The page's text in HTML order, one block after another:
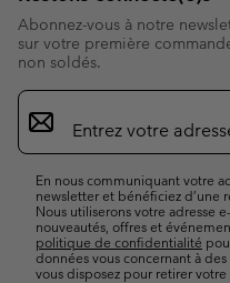
Abonnez-vous à notre
sur votre première
non soldés.
Inscription
par
e-
En nous communiquant votre
newsletter et bénéficiez d’une
Nous utiliserons votre adresse
nouveautés, offres et
politique de confidentialité
données vous concernant à
vous disposez pour retirer votre